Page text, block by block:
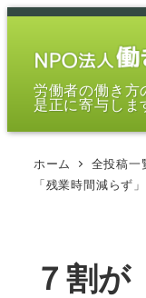
メ
労働者の働き方
是正に寄与しま
ホーム 全投稿一
「残業時間減らず
７割が